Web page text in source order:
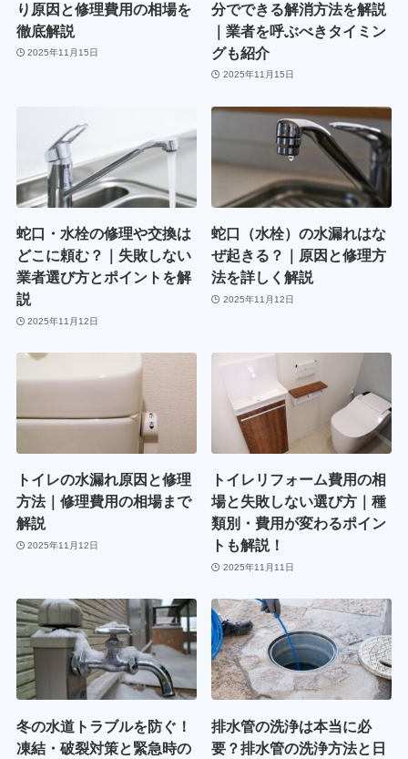
り原因と修理費用の相場を
徹底解説
2025年11月15日
分でできる解消方法を解説
｜業者を呼ぶべきタイミン
グも紹介
2025年11月15日
蛇口・水栓の修理や交換は
どこに頼む？｜失敗しない
業者選び方とポイントを解
説
2025年11月12日
蛇口（水栓）の水漏れはな
ぜ起きる？｜原因と修理方
法を詳しく解説
2025年11月12日
トイレの水漏れ原因と修理
方法｜修理費用の相場まで
解説
2025年11月12日
トイレリフォーム費用の相
場と失敗しない選び方｜種
類別・費用が変わるポイン
トも解説！
2025年11月11日
冬の水道トラブルを防ぐ！
凍結・破裂対策と緊急時の
排水管の洗浄は本当に必
要？排水管の洗浄方法と日